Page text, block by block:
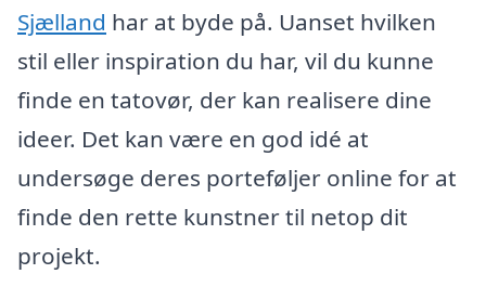
Sjælland har at byde på. Uanset hvilken
stil eller inspiration du har, vil du kunne
finde en tatovør, der kan realisere dine
ideer. Det kan være en god idé at
undersøge deres porteføljer online for at
finde den rette kunstner til netop dit
projekt.